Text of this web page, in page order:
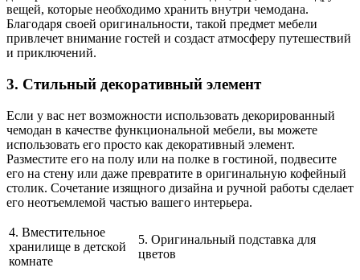
вещей, которые необходимо хранить внутри чемодана.
Благодаря своей оригинальности, такой предмет мебели
привлечет внимание гостей и создаст атмосферу путешествий
и приключений.
3. Стильный декоративный элемент
Если у вас нет возможности использовать декорированный
чемодан в качестве функциональной мебели, вы можете
использовать его просто как декоративный элемент.
Разместите его на полу или на полке в гостиной, подвесите
его на стену или даже превратите в оригинальную кофейный
столик. Сочетание изящного дизайна и ручной работы сделает
его неотъемлемой частью вашего интерьера.
4. Вместительное
хранилище в детской
комнате
5. Оригинальный подставка для
цветов